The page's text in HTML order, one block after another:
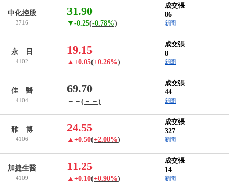
中化控股
3716
31.90
▼-0.25(-0.78%)
成交張
86
新聞
永 日
4102
19.15
▲+0.05(+0.26%)
成交張
8
新聞
佳 醫
4104
69.70
－－ (－－)
成交張
44
新聞
雃 博
4106
24.55
▲+0.50(+2.08%)
成交張
327
新聞
加捷生醫
4109
11.25
▲+0.10(+0.90%)
成交張
14
新聞